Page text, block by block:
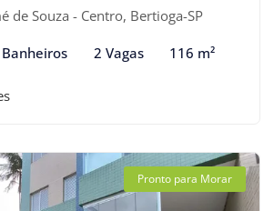
de Souza - Centro, Bertioga-SP
2 Vagas 116 m²
Pronto para Morar